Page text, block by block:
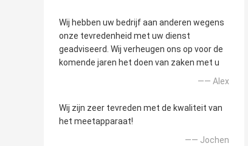
Wij hebben uw bedrijf aan anderen wegens
onze tevredenheid met uw dienst
geadviseerd. Wij verheugen ons op voor de
komende jaren het doen van zaken met u
—— Alex
Wij zijn zeer tevreden met de kwaliteit van
het meetapparaat!
—— Jochen